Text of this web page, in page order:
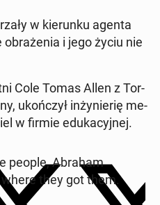
w kierunku agenta
i jego życiu nie
Cole Tomas Allen z Tor­
ukończył in­żynier­ię me­
w firmie eduka­cyjnej.
people, Abraham
they got them.